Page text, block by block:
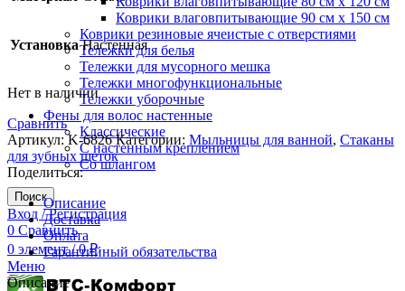
Коврики влаговпитывающие 90 см х 150 см
Коврики резиновые ячеистые с отверстиями
Тележки для белья
Тележки для мусорного мешка
Тележки многофункциональные
Тележки уборочные
Фены для волос настенные
Классические
С настенным креплением
Со шлангом
Поиск
Вход / Регистрация
0 Сравнить
0 элемент / 0₽
Меню
Установка Настенная
Нет в наличии
Сравнить
Артикул:K-6826Категории: Мыльницы для ванной, Стаканы
для зубных щеток
Поделиться:
Описание
Доставка
Оплата
Гарантийный обязательства
Описание